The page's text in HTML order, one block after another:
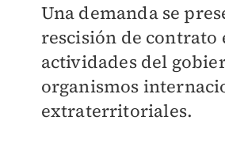
Una demanda se
rescisión de contrato
actividades del
organismos
extraterritoriales.